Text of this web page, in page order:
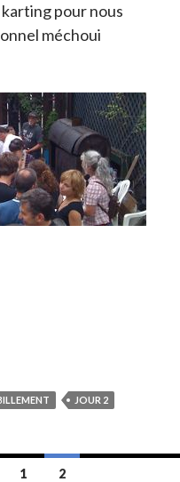
pour nous
méchoui
et 5 à 7 d’ouverture
JOUR 2
1 2